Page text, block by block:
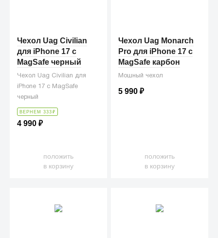
Чехол Uag Civilian
для iPhone 17 c
MagSafe черный
Чехол Uag Civilian для
iPhone 17 c MagSafe
черный
ВЕРНЕМ 333 ₽
4 990₽
положить
в корзину
Чехол Uag Monarch
Pro для iPhone 17 с
MagSafe карбон
Мошный чехол
5 990₽
положить
в корзину